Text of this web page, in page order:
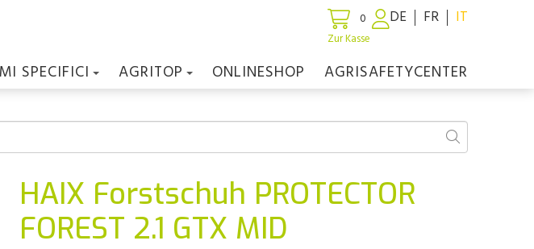
0
Zur Kasse
DE FR IT
SPECIFICI AGRITOP ONLINESHOP AGRISAFETYCENTER
HAIX Forstschuh PROTECTOR
FOREST 2.1 GTX MID